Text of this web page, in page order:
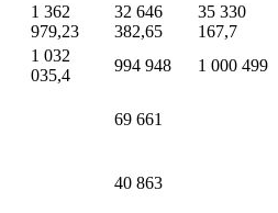
1 362
979,23
32 646
382,65
35 330
167,7
1 032
035,4
994 948
1 000 499
69 661
40 863